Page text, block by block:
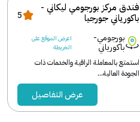
فندق مركز بورجومي ليكاني -
باكورياني جورجيا
5
بورجومي-
باكورياني
اعرض الموقع على
الخريطة
استمتع بالمعاملة الراقية والخدمات ذات
الجودة العالية...
عرض التفاصيل